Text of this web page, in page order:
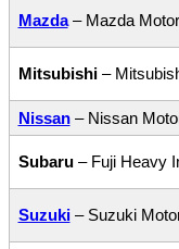
Mazda– Mazda
Mitsubishi–
Nissan– Nissan
Subaru– Fuji Heavy
Suzuki– Suzuki